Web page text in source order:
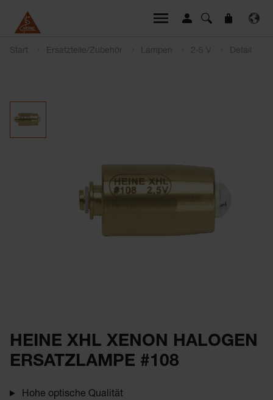
Start Ersatzteile/Zubehör Lampen 2-5 V Detail
HEINE XHL XENON HALOGEN
ERSATZLAMPE #108
Hohe optische Qualität